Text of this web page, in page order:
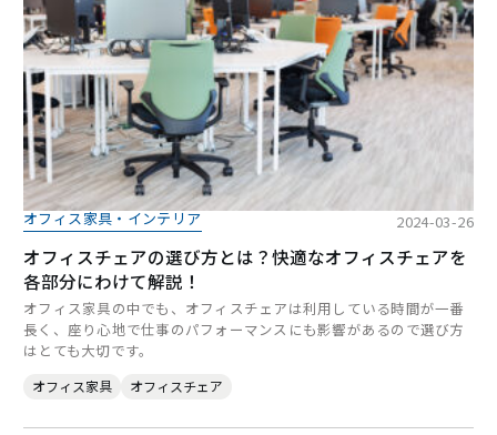
オフィス家具・インテリア 2024-03-26
オフィスチェアの選び方とは？快適なオフィスチェアを
各部分にわけて解説！
オフィス家具の中でも、オフィスチェアは利用している時間が一番
長く、座り心地で仕事のパフォーマンスにも影響があるので選び方
はとても大切です。
オフィス家具 オフィスチェア